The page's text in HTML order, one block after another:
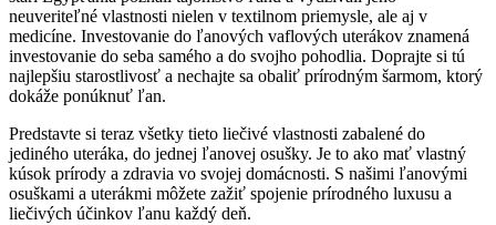
neuveriteľné vlastnosti nielen v textilnom priemysle, ale aj v
medicíne. Investovanie do ľanových vaflových uterákov znamená
investovanie do seba samého a do svojho pohodlia. Doprajte si tú
najlepšiu starostlivosť a nechajte sa obaliť prírodným šarmom, ktorý
dokáže ponúknuť ľan.
Predstavte si teraz všetky tieto liečivé vlastnosti zabalené do
jediného uteráka, do jednej ľanovej osušky. Je to ako mať vlastný
kúsok prírody a zdravia vo svojej domácnosti. S našimi ľanovými
osuškami a uterákmi môžete zažiť spojenie prírodného luxusu a
liečivých účinkov ľanu každý deň.